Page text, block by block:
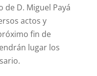
D. Miguel Payá
actos y
fin de
lugar los